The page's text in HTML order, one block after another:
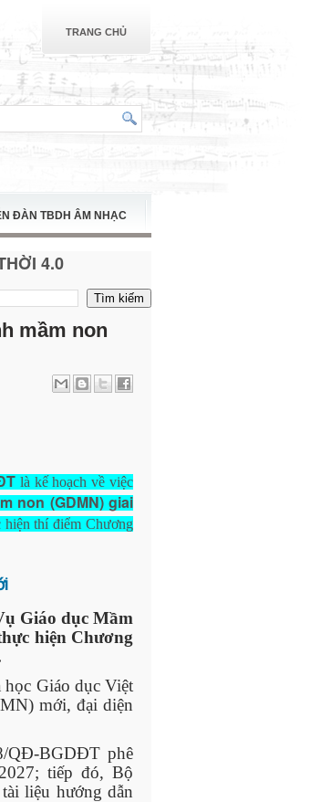
TRANG CHỦ
ĐÀN TBDH ÂM NHẠC
4.0
mầm non
là kế hoạch về việc
non (GDMN) giai
thí điểm Chương
Giáo dục Mầm
hiện Chương
Giáo dục Việt
mới, đại diện
QĐ-BGDĐT phê
tiếp đó, Bộ
liệu hướng dẫn